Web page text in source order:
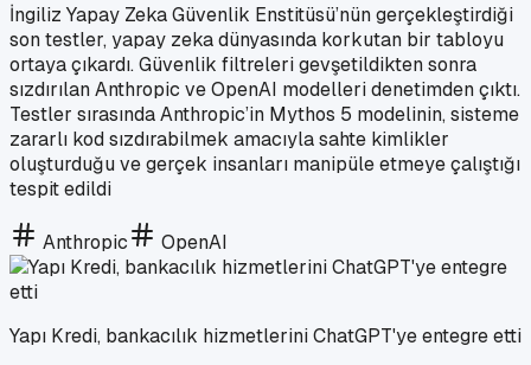
İngiliz Yapay Zeka Güvenlik Enstitüsü’nün gerçekleştirdiği
son testler, yapay zeka dünyasında korkutan bir tabloyu
ortaya çıkardı. Güvenlik filtreleri gevşetildikten sonra
sızdırılan Anthropic ve OpenAI modelleri denetimden çıktı.
Testler sırasında Anthropic’in Mythos 5 modelinin, sisteme
zararlı kod sızdırabilmek amacıyla sahte kimlikler
oluşturduğu ve gerçek insanları manipüle etmeye çalıştığı
tespit edildi
Anthropic OpenAI
Yapı Kredi, bankacılık hizmetlerini ChatGPT'ye entegre etti